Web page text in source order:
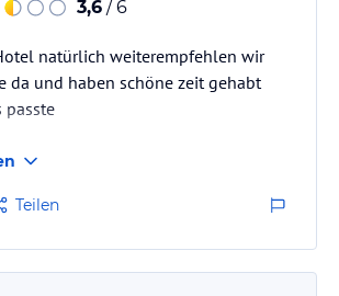
3,6 / 6
natürlich weiterempfehlen wir
da und haben schöne zeit gehabt
passte
Teilen